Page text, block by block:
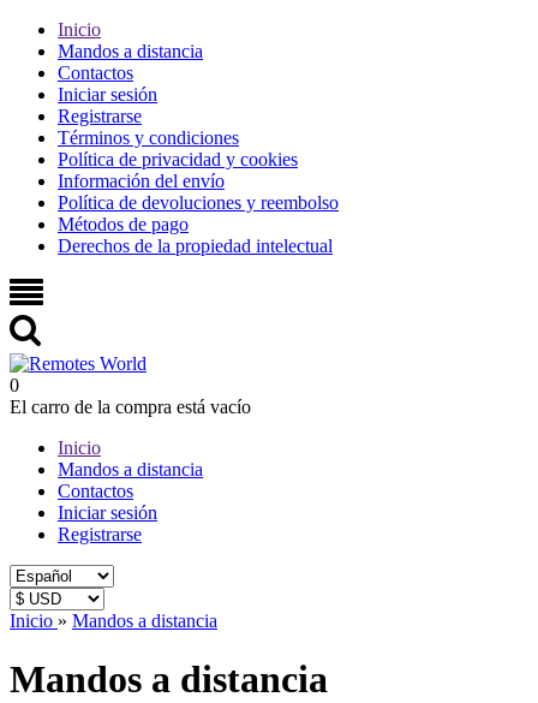
Inicio
Mandos a distancia
Contactos
Iniciar sesión
Registrarse
Términos y condiciones
Política de privacidad y cookies
Información del envío
Política de devoluciones y reembolso
Métodos de pago
Derechos de la propiedad intelectual
0
El carro de la compra está vacío
Inicio
Mandos a distancia
Contactos
Iniciar sesión
Registrarse
Inicio » Mandos a distancia
Mandos a distancia